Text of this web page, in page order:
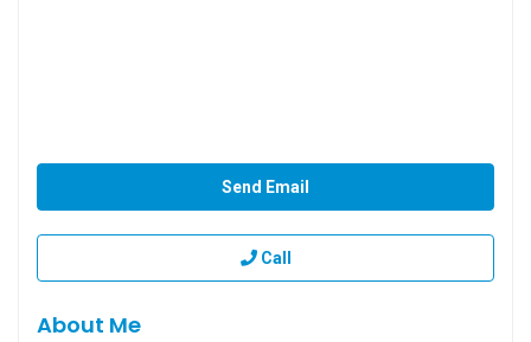
Send Email
Call
About Me